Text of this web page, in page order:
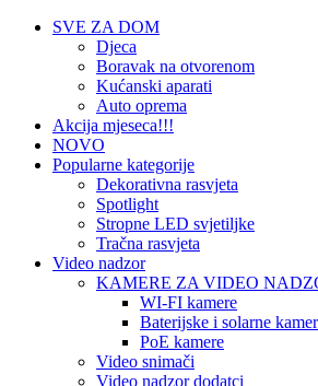
SVE ZA DOM
Djeca
Boravak na otvorenom
Kućanski aparati
Auto oprema
Akcija mjeseca!!!
NOVO
Popularne kategorije
Dekorativna rasvjeta
Spotlight
Stropne LED svjetiljke
Tračna rasvjeta
Video nadzor
KAMERE ZA VIDEO
WI-FI kamere
Baterijske i solarne
PoE kamere
Video snimači
Video nadzor dodatci